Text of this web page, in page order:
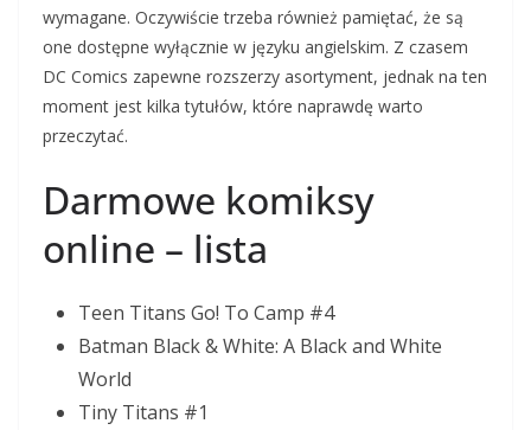
wymagane. Oczywiście trzeba również pamiętać, że są
one dostępne wyłącznie w języku angielskim. Z czasem
DC Comics zapewne rozszerzy asortyment, jednak na ten
moment jest kilka tytułów, które naprawdę warto
przeczytać.
Darmowe komiksy
online – lista
Teen Titans Go! To Camp #4
Batman Black & White: A Black and White
World
Tiny Titans #1